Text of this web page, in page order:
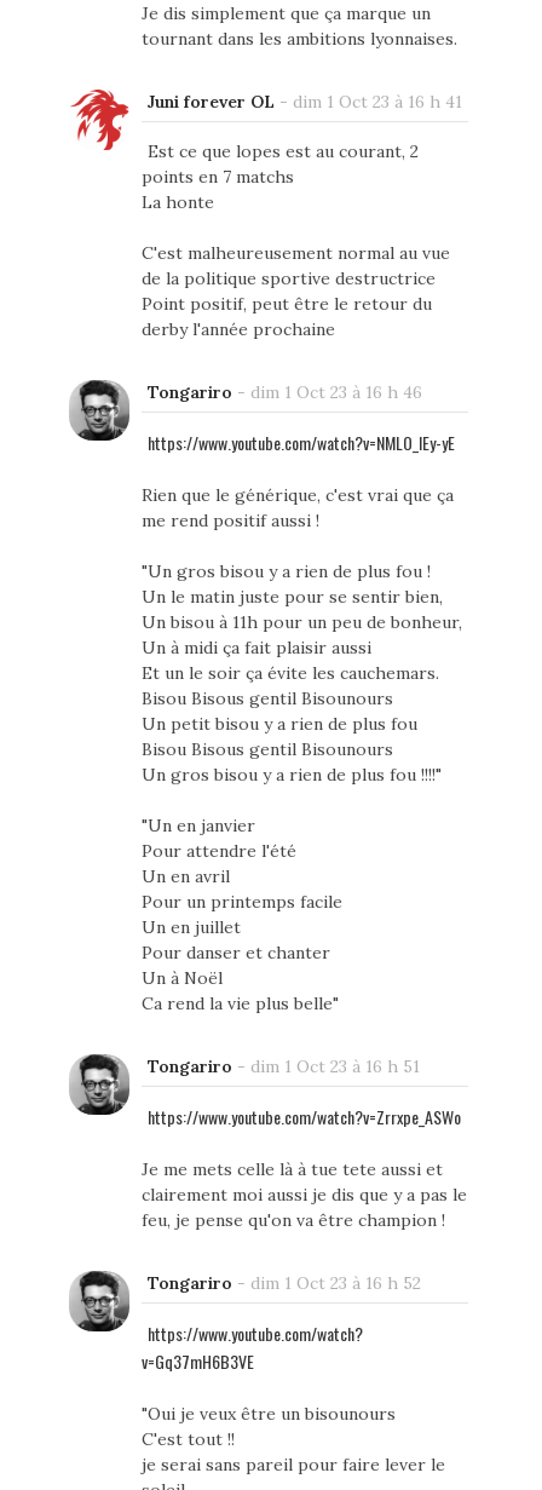
Je dis simplement que ça marque un
tournant dans les ambitions lyonnaises.
Juni forever OL - dim 1 Oct 23 à 16 h 41
Est ce que lopes est au courant, 2
points en 7 matchs
La honte
C'est malheureusement normal au vue
de la politique sportive destructrice
Point positif, peut être le retour du
derby l'année prochaine
Tongariro - dim 1 Oct 23 à 16 h 46
https://www.youtube.com/watch?v=NMLO_lEy-yE
Rien que le générique, c'est vrai que ça
me rend positif aussi !
"Un gros bisou y a rien de plus fou !
Un le matin juste pour se sentir bien,
Un bisou à 11h pour un peu de bonheur,
Un à midi ça fait plaisir aussi
Et un le soir ça évite les cauchemars.
Bisou Bisous gentil Bisounours
Un petit bisou y a rien de plus fou
Bisou Bisous gentil Bisounours
Un gros bisou y a rien de plus fou !!!!"
"Un en janvier
Pour attendre l'été
Un en avril
Pour un printemps facile
Un en juillet
Pour danser et chanter
Un à Noël
Ca rend la vie plus belle"
Tongariro - dim 1 Oct 23 à 16 h 51
https://www.youtube.com/watch?v=Zrrxpe_ASWo
Je me mets celle là à tue tete aussi et
clairement moi aussi je dis que y a pas le
feu, je pense qu'on va être champion !
Tongariro - dim 1 Oct 23 à 16 h 52
https://www.youtube.com/watch?
v=Gq37mH6B3VE
"Oui je veux être un bisounours
C'est tout !!
je serai sans pareil pour faire lever le